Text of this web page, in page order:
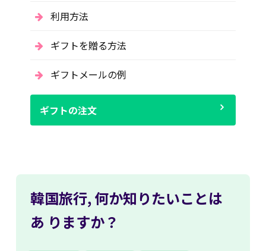
利用方法
ギフトを贈る方法
ギフトメールの例
ギフトの注文
韓国旅行, 何か知りたいことは
あ りますか？